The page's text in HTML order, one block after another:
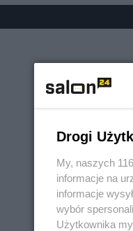
Drogi
My, naszych
informacje na
informacje
wybór
Użytkownika